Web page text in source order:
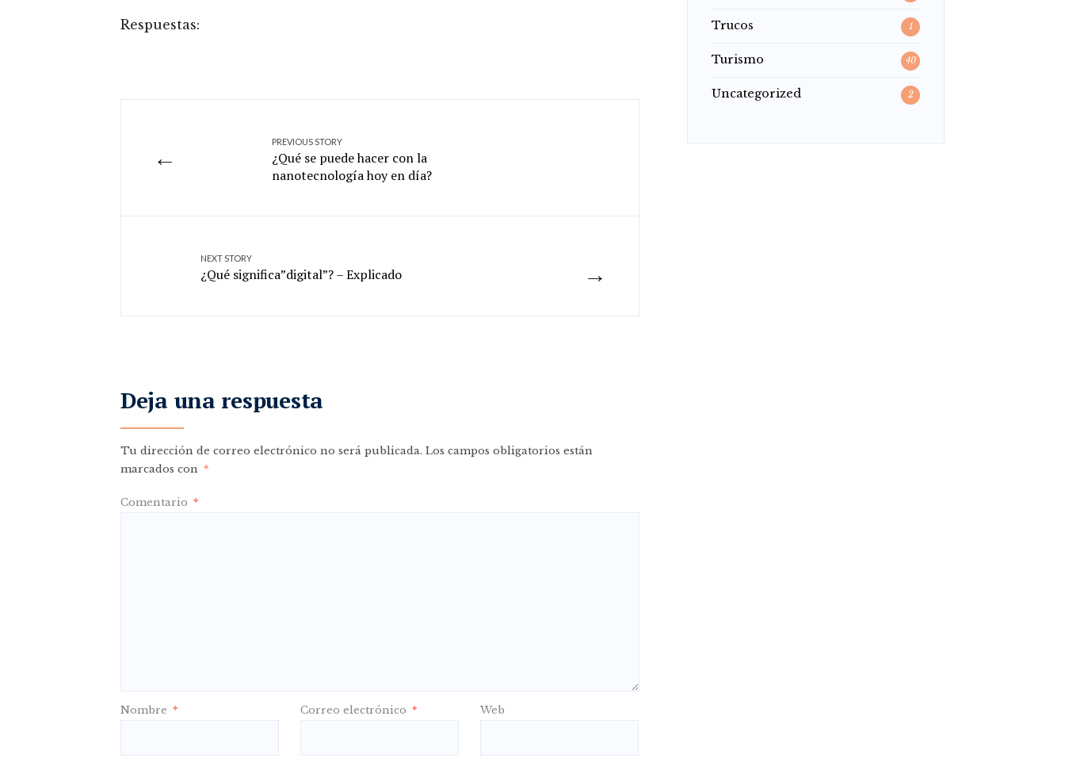
Respuestas:
←
PREVIOUS STORY
¿Qué se puede hacer con la
nanotecnología hoy en día?
→
NEXT STORY
¿Qué significa”digital”? – Explicado
Deja una respuesta
Tu dirección de correo electrónico no será publicada. Los campos obligatorios están
marcados con *
Comentario *
Nombre * Correo electrónico * Web
Trucos 1
Turismo 40
Uncategorized 2